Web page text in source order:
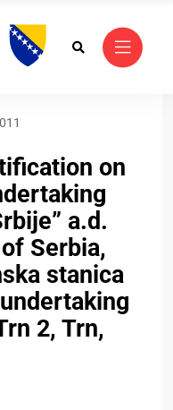
on
a.d.
Serbia,
stanica
2, Trn,